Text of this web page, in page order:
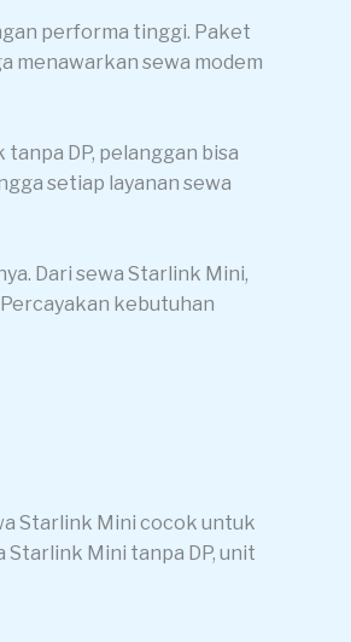
performa tinggi. Paket
menawarkan sewa modem
DP, pelanggan bisa
setiap layanan sewa
Dari sewa Starlink Mini,
kebutuhan
Starlink Mini cocok untuk
Mini tanpa DP, unit